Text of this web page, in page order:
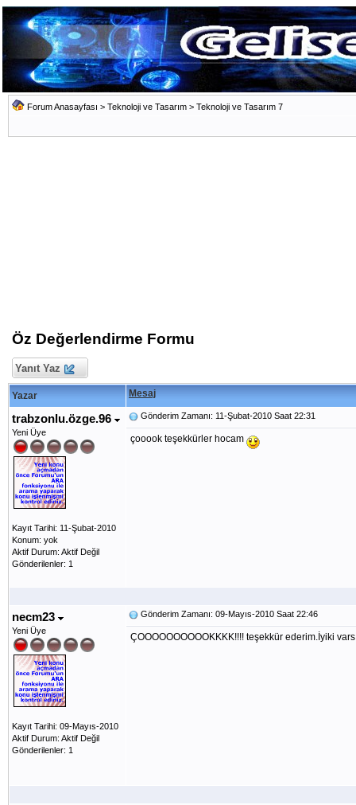
Forum Anasayfası > Teknoloji ve Tasarım > Teknoloji ve Tasarım 7
Öz Değerlendirme Formu
Yanıt Yaz
Yazar Mesaj
trabzonlu.özge.96
Yeni Üye
Kayıt Tarihi: 11-Şubat-2010
Konum: yok
Aktif Durum: Aktif Değil
Gönderilenler: 1
Gönderim Zamanı: 11-Şubat-2010 Saat 22:31
çooook teşekkürler hocam
necm23
Yeni Üye
Kayıt Tarihi: 09-Mayıs-2010
Aktif Durum: Aktif Değil
Gönderilenler: 1
Gönderim Zamanı: 09-Mayıs-2010 Saat 22:46
ÇOOOOOOOOOOKKKK!!!! teşekkür ederim.İyiki